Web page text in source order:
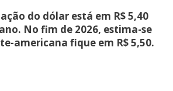
do dólar está em R$ 5,40
No fim de 2026, estima-se
americana fique em R$ 5,50.